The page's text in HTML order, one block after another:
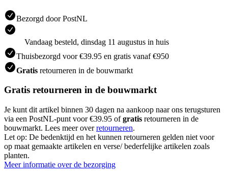
Bezorgd door PostNL
Vandaag besteld, dinsdag 11 augustus in huis
Thuisbezorgd voor €39.95 en gratis vanaf €950
Gratis retourneren in de bouwmarkt
Gratis retourneren in de bouwmarkt
Je kunt dit artikel binnen 30 dagen na aankoop naar ons terugsturen
via een PostNL-punt voor €39.95 ofgratis retourneren in de
bouwmarkt. Lees meer overretourneren.
Let op: De bedenktijd en het kunnen retourneren gelden niet voor
op maat gemaakte artikelen en verse/ bederfelijke artikelen zoals
planten.
Meer informatie over de bezorging